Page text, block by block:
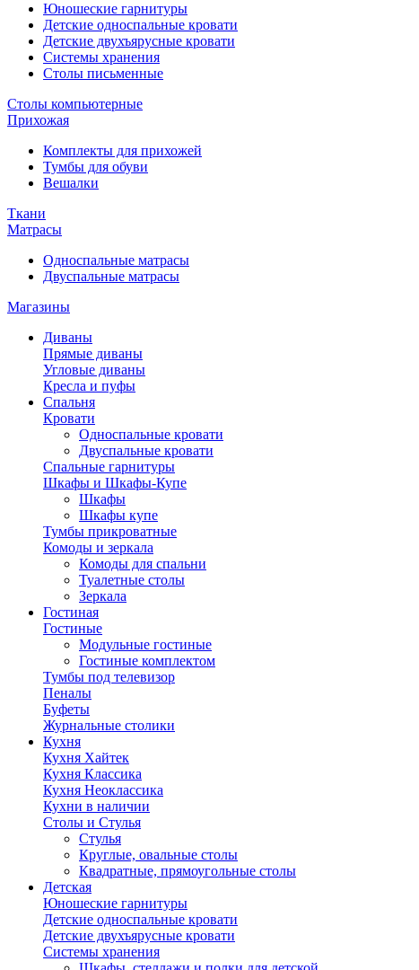
Юношеские гарнитуры
Детские односпальные кровати
Детские двухъярусные кровати
Системы хранения
Столы письменные
Столы компьютерные
Прихожая
Комплекты для прихожей
Тумбы для обуви
Вешалки
Ткани
Матрасы
Односпальные матрасы
Двуспальные матрасы
Магазины
Диваны
Прямые диваны
Угловые диваны
Кресла и пуфы
Спальня
Кровати
Односпальные кровати
Двуспальные кровати
Спальные гарнитуры
Шкафы и Шкафы-Купе
Шкафы
Шкафы купе
Тумбы прикроватные
Комоды и зеркала
Комоды для спальни
Туалетные столы
Зеркала
Гостиная
Гостиные
Модульные гостиные
Гостиные комплектом
Тумбы под телевизор
Пеналы
Буфеты
Журнальные столики
Кухня
Кухня Хайтек
Кухня Классика
Кухня Неоклассика
Кухни в наличии
Столы и Стулья
Стулья
Круглые, овальные столы
Квадратные, прямоугольные столы
Детская
Юношеские гарнитуры
Детские односпальные кровати
Детские двухъярусные кровати
Системы хранения